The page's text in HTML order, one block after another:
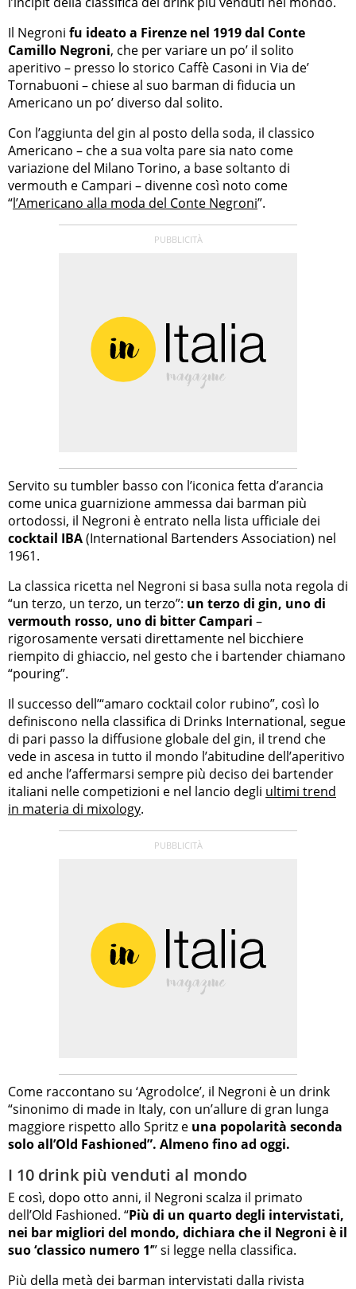
Il Negroni fu ideato a Firenze nel 1919 dal Conte
Camillo Negroni, che per variare un po’ il solito
aperitivo – presso lo storico Caffè Casoni in Via de’
Tornabuoni – chiese al suo barman di fiducia un
Americano un po’ diverso dal solito.
Con l’aggiunta del gin al posto della soda, il classico
Americano – che a sua volta pare sia nato come
variazione del Milano Torino, a base soltanto di
vermouth e Campari – divenne così noto come
“l’Americano alla moda del Conte Negroni”.
Servito su tumbler basso con l’iconica fetta d’arancia
come unica guarnizione ammessa dai barman più
ortodossi, il Negroni è entrato nella lista ufficiale dei
cocktail IBA(International Bartenders Association) nel
1961.
La classica ricetta nel Negroni si basa sulla nota regola di
“un terzo, un terzo, un terzo”: un terzo di gin, uno di
vermouth rosso, uno di bitter Campari –
rigorosamente versati direttamente nel bicchiere
riempito di ghiaccio, nel gesto che i bartender chiamano
“pouring”.
Il successo dell’“amaro cocktail color rubino”, così lo
definiscono nella classifica di Drinks International, segue
di pari passo la diffusione globale del gin, il trend che
vede in ascesa in tutto il mondo l’abitudine dell’aperitivo
ed anche l’affermarsi sempre più deciso dei bartender
italiani nelle competizioni e nel lancio degli ultimi trend
in materia di mixology.
Come raccontano su ‘Agrodolce’, il Negroni è un drink
“sinonimo di made in Italy, con un’allure di gran lunga
maggiore rispetto allo Spritz e una popolarità seconda
solo all’Old Fashioned”. Almeno fino ad oggi.
I 10 drink più venduti al mondo
E così, dopo otto anni, il Negroni scalza il primato
dell’Old Fashioned. “Più di un quarto degli intervistati,
nei bar migliori del mondo, dichiara che il Negroni è il
suo ‘classico numero 1’” si legge nella classifica.
Più della metà dei barman intervistati dalla rivista